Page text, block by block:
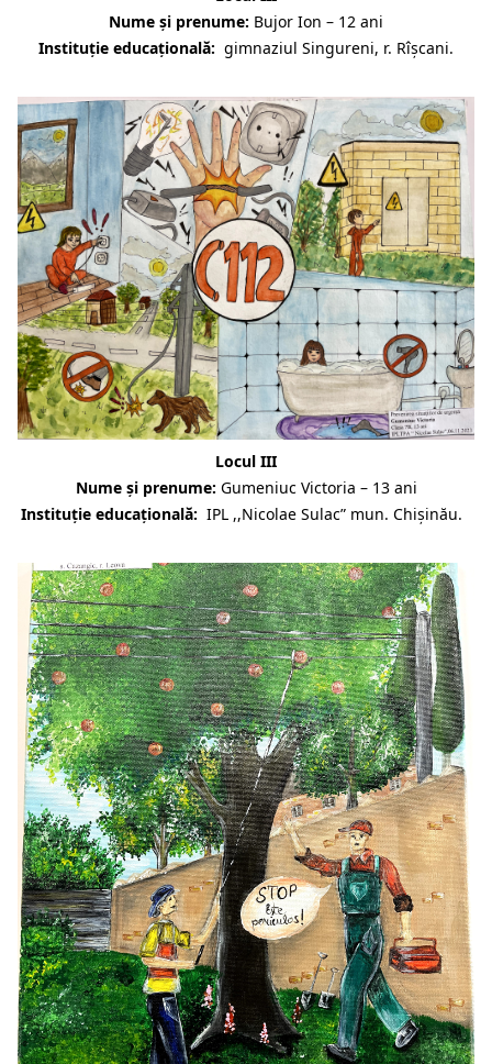
Nume și prenume: Bujor Ion – 12 ani
Instituție educațională: gimnaziul Singureni, r. Rîșcani.
Locul III
Nume și prenume: Gumeniuc Victoria – 13 ani
Instituție educațională: IPL ,,Nicolae Sulac” mun. Chișinău.